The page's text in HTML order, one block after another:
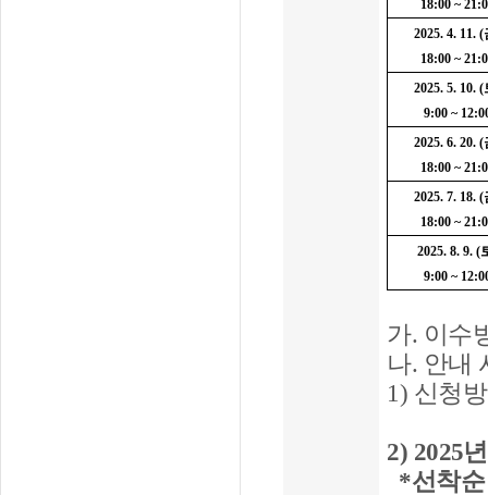
18:00 ~
2025. 4. 11. (
18:00 ~
2025. 5. 10. (
9:00 ~
2025. 6. 20. (
18:00 ~
2025. 7. 18. (
18:00 ~
2025. 8. 9. (
9:00 ~
가. 이수
나. 안내
1) 신청
2) 2025
*선착